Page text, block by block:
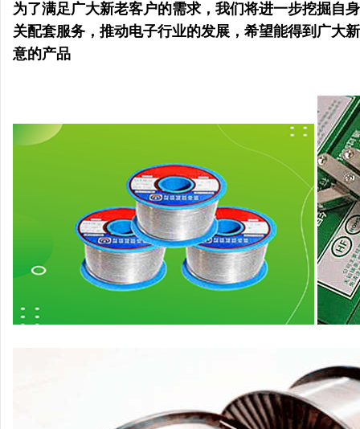
为了满足广大新老客户的需求，我们将进一步挖掘自
关配套服务，推动电子行业的发展，希望能得到广大
意的产品